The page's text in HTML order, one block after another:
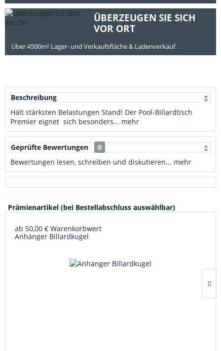
ÜBERZEUGEN SIE SICH
VOR ORT
Über 4500m² Lager- und Verkaufsfläche & Ladenverkauf.
Beschreibung
Hält stärksten Belastungen Stand! Der Pool-Billardtisch
Premier eignet sich besonders... mehr
Geprüfte Bewertungen
0
Bewertungen lesen, schreiben und diskutieren... mehr
Prämienartikel (bei Bestellabschluss auswählbar)
ab 50,00 € Warenkorbwert
Anhänger Billardkugel